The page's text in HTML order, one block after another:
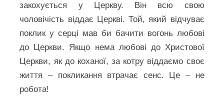
закохується у Церкву. Він всю свою
чоловічість віддає Церкві. Той, який відчуває
поклик у серці мав би бачити вогонь любові
до Церкви. Якщо нема любові до Христової
Церкви, як до коханої, за котру віддаємо своє
життя – покликання втрачає сенс. Це – не
робота!